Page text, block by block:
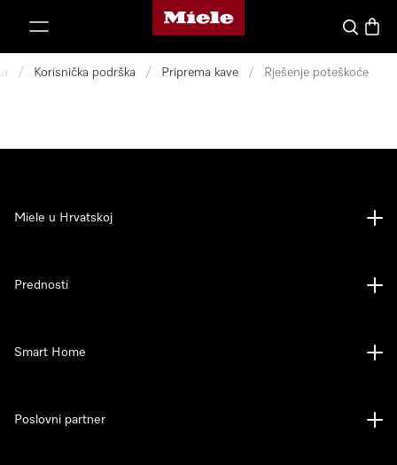
Miele početna stranica
Pretraga
/ Korisnička podrška / Priprema kave / Rješenje poteškoće
Miele u Hrvatskoj
Prednosti
Smart Home
Poslovni partner